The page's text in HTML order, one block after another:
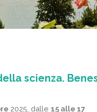
scienza.
2025, dalle 15 alle 17